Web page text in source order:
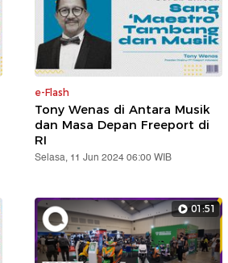
e-Flash
Tony Wenas di Antara Musik
dan Masa Depan Freeport di
RI
Selasa, 11 Jun 2024 06:00 WIB
01:51